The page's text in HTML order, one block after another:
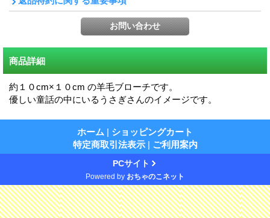
商品詳細
約１０cm×１０cm の羊毛ブローチです。
優しい童話の中にいるうさぎさんのイメージです。
ホーム | ショッピングカート
特定商取引法表示 | ご利用案内
PCサイト
Powered by おちゃのこネット